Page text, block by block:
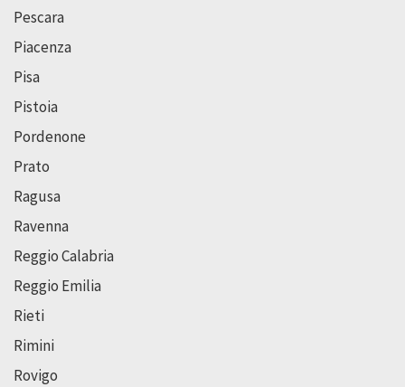
Pescara
Piacenza
Pisa
Pistoia
Pordenone
Prato
Ragusa
Ravenna
Reggio Calabria
Reggio Emilia
Rieti
Rimini
Rovigo